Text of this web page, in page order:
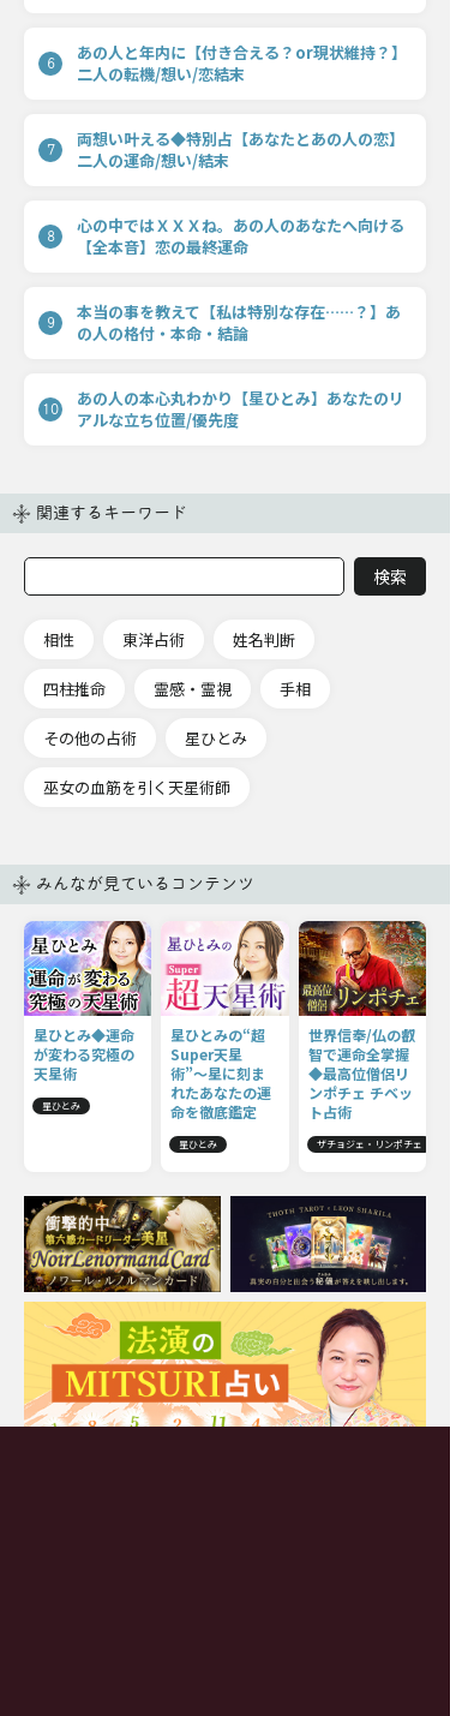
6
あの人と年内に【付き合える？or現状維持？】
二人の転機/想い/恋結末
7
両想い叶える◆特別占【あなたとあの人の恋】
二人の運命/想い/結末
8
心の中ではＸＸＸね。あの人のあなたへ向ける
【全本音】恋の最終運命
9
本当の事を教えて【私は特別な存在……？】あ
の人の格付・本命・結論
10
あの人の本心丸わかり【星ひとみ】あなたのリ
アルな立ち位置/優先度
関連するキーワード
相性 東洋占術 姓名判断
四柱推命 霊感・霊視 手相
その他の占術 星ひとみ
巫女の血筋を引く天星術師
みんなが見ているコンテンツ
星ひとみ◆運命
が変わる究極の
天星術
星ひとみ
星ひとみの“超
Super天星
術”〜星に刻ま
れたあなたの運
命を徹底鑑定
星ひとみ
世界信奉/仏の叡
智で運命全掌握
◆最高位僧侶リ
ンポチェ チベッ
ト占術
ザチョジェ・リンポチェ